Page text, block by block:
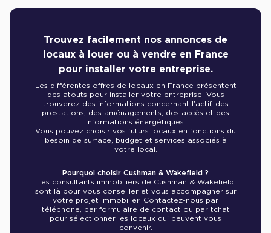
Trouvez facilement nos annonces de
locaux à louer ou à vendre en France
pour installer votre entreprise.
Les différentes offres de locaux en France présentent
des atouts pour installer votre entreprise. Vous
trouverez des informations concernant l’actif, des
prestations, des aménagements, des accès et des
informations énergétiques.
Vous pouvez choisir vos futurs locaux en fonctions du
besoin de surface, budget et services associés à
votre local.
Pourquoi choisir Cushman & Wakefield ?
Les consultants immobiliers de Cushman & Wakefield
sont là pour vous conseiller et vous accompagner sur
votre projet immobilier. Contactez-nous par
téléphone, par formulaire de contact ou par tchat
pour sélectionner les locaux qui peuvent vous
convenir.